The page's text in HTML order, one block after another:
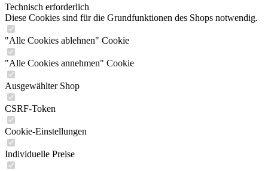
Technisch erforderlich
Diese Cookies sind für die Grundfunktionen des Shops notwendig.
"Alle Cookies ablehnen" Cookie
"Alle Cookies annehmen" Cookie
Ausgewählter Shop
CSRF-Token
Cookie-Einstellungen
Individuelle Preise